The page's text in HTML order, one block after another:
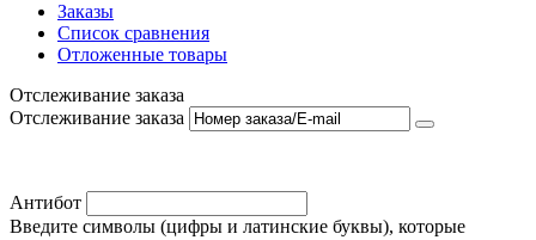
Заказы
Список сравнения
Отложенные товары
Отслеживание заказа
Отслеживание заказа
Антибот
Введите символы (цифры и латинские буквы), которые